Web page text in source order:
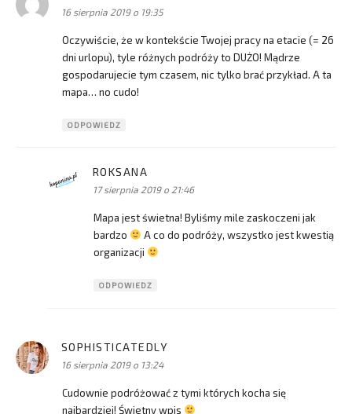
16 sierpnia 2019 o 19:35
Oczywiście, że w kontekście Twojej pracy na etacie (= 26
dni urlopu), tyle różnych podróży to DUŻO! Mądrze
gospodarujecie tym czasem, nic tylko brać przykład. A ta
mapa… no cudo!
ODPOWIEDZ
ROKSANA
17 sierpnia 2019 o 21:46
Mapa jest świetna! Byliśmy mile zaskoczeni jak
bardzo
A co do podróży, wszystko jest kwestią
organizacji
ODPOWIEDZ
SOPHISTICATEDLY
16 sierpnia 2019 o 13:24
Cudownie podróżować z tymi których kocha się
najbardziej! Świetny wpis